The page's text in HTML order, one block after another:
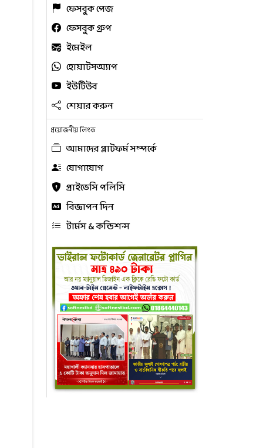
ফেসবুক পেজ
ফেসবুক গ্রুপ
ইমেইল
হোয়াটসঅ্যাপ
ইউটিউব
শেয়ার করুন
প্রয়োজনীয় লিংক
আমাদের প্লাটফর্ম সম্পর্কে
যোগাযোগ
প্রাইভেসি পলিসি
বিজ্ঞাপন দিন
টার্মস & কন্ডিশন্স